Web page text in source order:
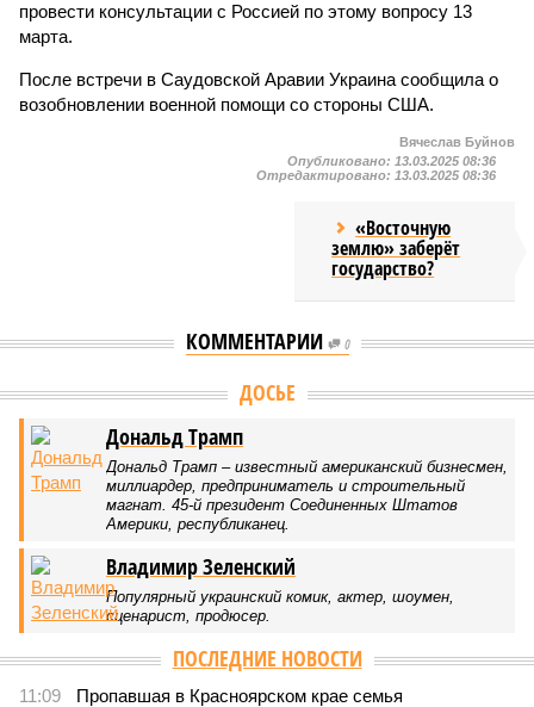
провести консультации с Россией по этому вопросу 13
марта.
После встречи в Саудовской Аравии Украина сообщила о
возобновлении военной помощи со стороны США.
Вячеслав Буйнов
Опубликовано: 13.03.2025 08:36
Отредактировано: 13.03.2025 08:36
«Восточную
землю» заберёт
государство?
КОММЕНТАРИИ 0
ДОСЬЕ
Дональд Трамп
Дональд Трамп – известный американский бизнесмен,
миллиардер, предприниматель и строительный
магнат. 45-й президент Соединенных Штатов
Америки, республиканец.
Владимир Зеленский
Популярный украинский комик, актер, шоумен,
сценарист, продюсер.
ПОСЛЕДНИЕ НОВОСТИ
11:09
Пропавшая в Красноярском крае семья